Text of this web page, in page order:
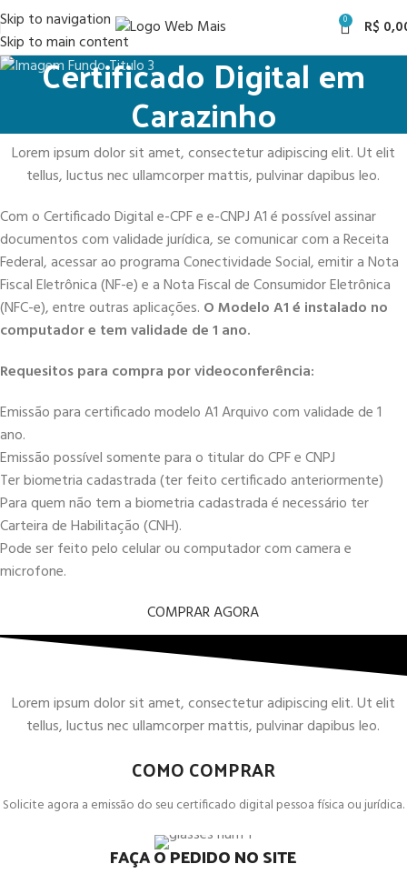
Skip to navigation
Skip to main content
0 R$
Certificado Digital em
Carazinho
Lorem ipsum dolor sit amet, consectetur adipiscing elit. Ut elit
tellus, luctus nec ullamcorper mattis, pulvinar dapibus leo.
Com o Certificado Digital e-CPF e e-CNPJ A1 é possível assinar
documentos com validade jurídica, se comunicar com a Receita
Federal, acessar ao programa Conectividade Social, emitir a Nota
Fiscal Eletrônica (NF-e) e a Nota Fiscal de Consumidor Eletrônica
(NFC-e), entre outras aplicações. O Modelo A1 é instalado no
computador e tem validade de 1 ano.
Requesitos para compra por videoconferência:
Emissão para certificado modelo A1 Arquivo com validade de 1
ano.
Emissão possível somente para o titular do CPF e CNPJ
Ter biometria cadastrada (ter feito certificado anteriormente)
Para quem não tem a biometria cadastrada é necessário ter
Carteira de Habilitação (CNH).
Pode ser feito pelo celular ou computador com camera e
microfone.
COMPRAR AGORA
Lorem ipsum dolor sit amet, consectetur adipiscing elit. Ut elit
tellus, luctus nec ullamcorper mattis, pulvinar dapibus leo.
COMO COMPRAR
Solicite agora a emissão do seu certificado digital pessoa física ou jurídica.
FAÇA O PEDIDO NO SITE